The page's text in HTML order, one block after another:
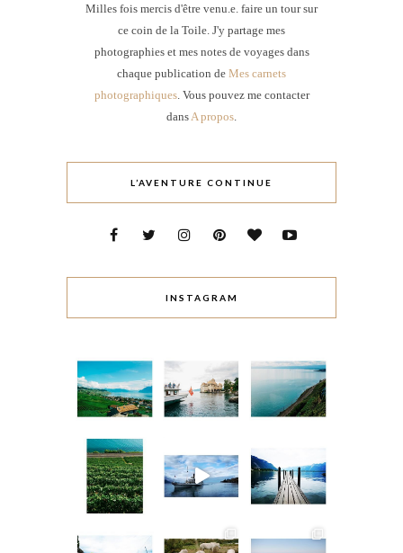
Milles fois mercis d'être venu.e. faire un tour sur
ce coin de la Toile. J'y partage mes
photographies et mes notes de voyages dans
chaque publication de Mes carnets
photographiques. Vous pouvez me contacter
dans A propos
L’AVENTURE CONTINUE
INSTAGRAM